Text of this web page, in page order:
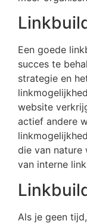
Een goede
succes te
strategie en
website
actief andere
die van nature
van interne
Als je geen